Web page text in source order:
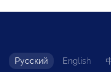
Русский English